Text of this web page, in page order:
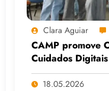
Clara Aguiar
CAMP promove
Cuidados
Big Techs e da
18.05.2026